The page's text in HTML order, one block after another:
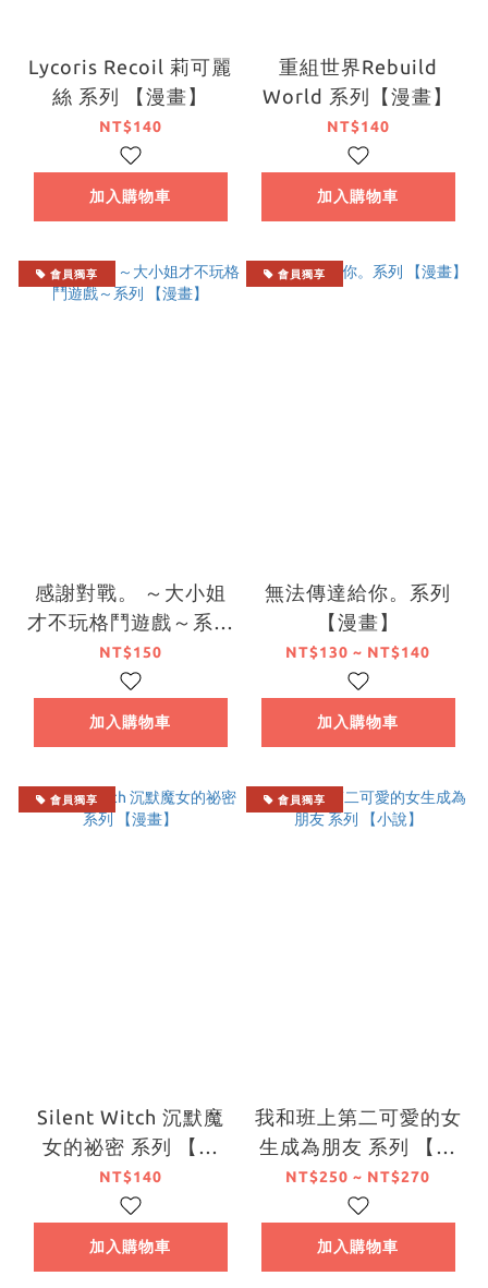
Lycoris Recoil 莉可麗
絲 系列 【漫畫】
NT$140
加入購物車
重組世界Rebuild
World 系列【漫畫】
NT$140
加入購物車
會員獨享
感謝對戰。 ～大小姐
才不玩格鬥遊戲～系列
【漫畫】
NT$150
加入購物車
會員獨享
無法傳達給你。系列
【漫畫】
NT$130 ~ NT$140
加入購物車
會員獨享
Silent Witch 沉默魔
女的祕密 系列 【漫
畫】
NT$140
加入購物車
會員獨享
我和班上第二可愛的女
生成為朋友 系列 【小
說】
NT$250 ~ NT$270
加入購物車